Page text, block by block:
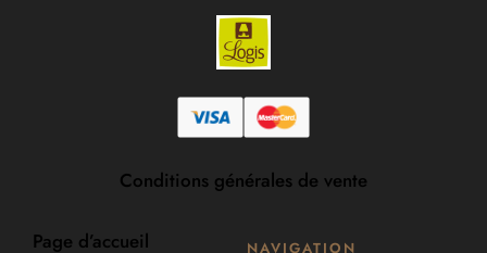
Conditions générales de vente
NAVIGATION
Page d’accueil